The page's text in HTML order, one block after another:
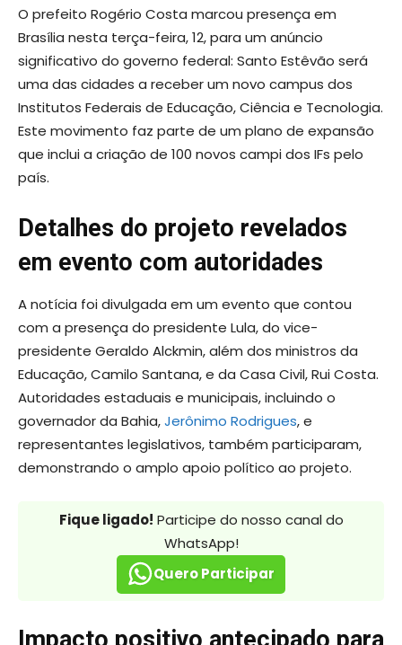
O prefeito Rogério Costa marcou presença em
Brasília nesta terça-feira, 12, para um anúncio
significativo do governo federal: Santo Estêvão será
uma das cidades a receber um novo campus dos
Institutos Federais de Educação, Ciência e Tecnologia.
Este movimento faz parte de um plano de expansão
que inclui a criação de 100 novos campi dos IFs pelo
país.
Detalhes do projeto revelados
em evento com autoridades
A notícia foi divulgada em um evento que contou
com a presença do presidente Lula, do vice-
presidente Geraldo Alckmin, além dos ministros da
Educação, Camilo Santana, e da Casa Civil, Rui Costa.
Autoridades estaduais e municipais, incluindo o
governador da Bahia,Jerônimo Rodrigues, e
representantes legislativos, também participaram,
demonstrando o amplo apoio político ao projeto.
Fique ligado! Participe do nosso canal do
WhatsApp!
Quero Participar